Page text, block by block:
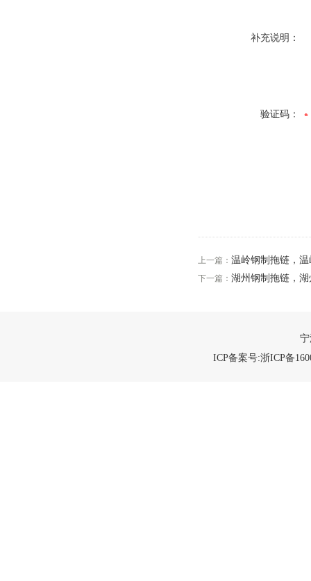
补充说明：
验证码：
上一篇： 温岭钢制拖链，
下一篇： 湖州钢制拖链，
ICP备案号:浙ICP备